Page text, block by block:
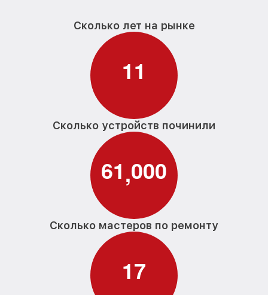
Сколько лет на рынке
11
Сколько устройств починили
61,000
Сколько мастеров по ремонту
17